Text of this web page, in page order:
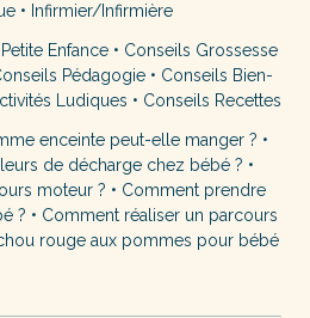
• Infirmier/Infirmière
Enfance • Conseils Grossesse
Pédagogie• Conseils Bien-
Ludiques • Conseils Recettes
enceinte peut-elle manger ? •
de décharge chez bébé ? •
moteur ? • Comment prendre
? • Comment réaliser un parcours
rouge aux pommes pour bébé